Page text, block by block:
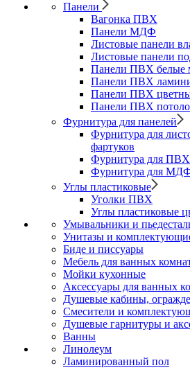
Панели
Вагонка ПВХ
Панели МДФ
Листовые панели
Листовые панели
Панели ПВХ белые
Панели ПВХ
Панели ПВХ
Панели ПВХ
Фурнитура для панелей
Фурнитура для
фартуков
Фурнитура для ПВХ
Фурнитура для
Углы пластиковые
Уголки ПВХ
Углы пластиковые
Умывальники и
Унитазы и
Биде и писсуары
Мебель для ванных
Мойки кухонные
Аксессуары для ванных
Душевые кабины,
Смесители и
Душевые гарнитуры и
Ванны
Линолеум
Ламинированный пол